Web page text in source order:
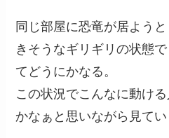
同じ部屋に恐竜が居よう
きそうなギリギリの状態
てどうにかなる。
この状況でこんなに動け
かなぁと思いながら見てい